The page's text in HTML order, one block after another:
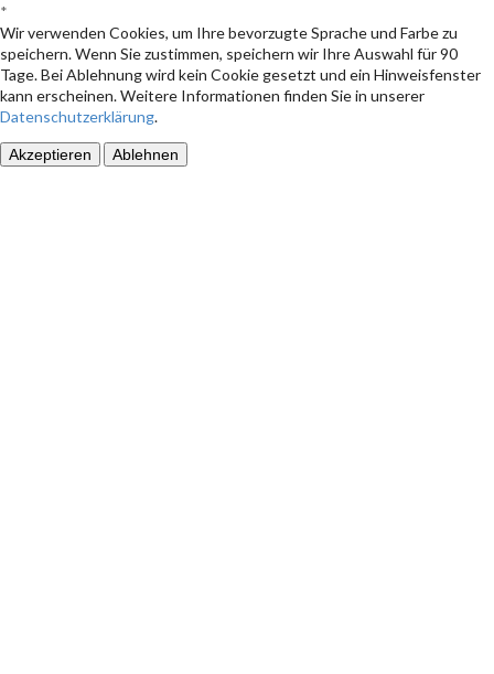
*
Wir verwenden Cookies, um Ihre bevorzugte Sprache und Farbe zu
speichern. Wenn Sie zustimmen, speichern wir Ihre Auswahl für 90
Tage. Bei Ablehnung wird kein Cookie gesetzt und ein Hinweisfenster
kann erscheinen. Weitere Informationen finden Sie in unserer
Datenschutzerklärung.
Akzeptieren Ablehnen